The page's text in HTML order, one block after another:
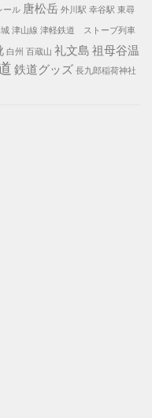
ール 唐松岳 外川駅 幸谷駅 東尋
津山線 津軽鉄道 ストーブ列車
白州 百蔵山 礼文島 祖母谷温
鉄道グッズ 長九郎稲荷神社